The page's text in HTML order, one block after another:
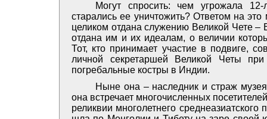
Могут спросить: чем угрожала
старались ее уничтожить? Ответом на
целиком отдана служению Великой Чете
отдана им и их идеалам, о величии
Тот, кто принимает участие в подвиге,
личной секретаршей Великой Четы
погребальные костры в Индии.
Ныне она – наследник и страж
она встречает многочисленных
реликвии многолетнего